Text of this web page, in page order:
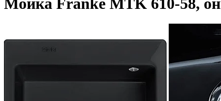
Мойка Franke MTK 610-58,